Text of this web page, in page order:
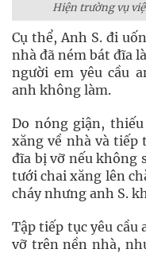
Hiện trường vụ
Cụ thể, Anh S. đi
nhà đã ném bát đĩa
người em yêu cầu
anh không làm.
Do nóng giận,
xăng về nhà và tiếp
đĩa bị vỡ nếu không
tưới chai xăng lên
cháy nhưng anh S.
Tập tiếp tục yêu cầu
vỡ trên nền nhà,